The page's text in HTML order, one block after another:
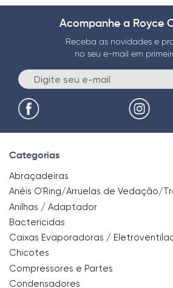
Acompanhe a Royce
Receba as novidades e
no seu e-mail em
Categorias
Abraçadeiras
Anéis O`Ring/Arruelas de Vedação/
Anilhas / Adaptador
Bactericidas
Caixas Evaporadoras /
Chicotes
Compressores e Partes
Condensadores